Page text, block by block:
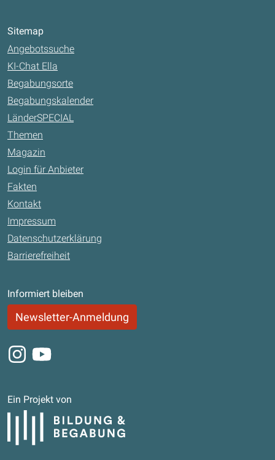
Sitemap
Angebotssuche
KI-Chat Ella
Begabungsorte
Begabungskalender
LänderSPECIAL
Themen
Magazin
Login für Anbieter
Fakten
Kontakt
Impressum
Datenschutzerklärung
Barrierefreiheit
Informiert bleiben
Newsletter-Anmeldung
Instagram
Youtube
Ein Projekt von
Bildung und Begabung